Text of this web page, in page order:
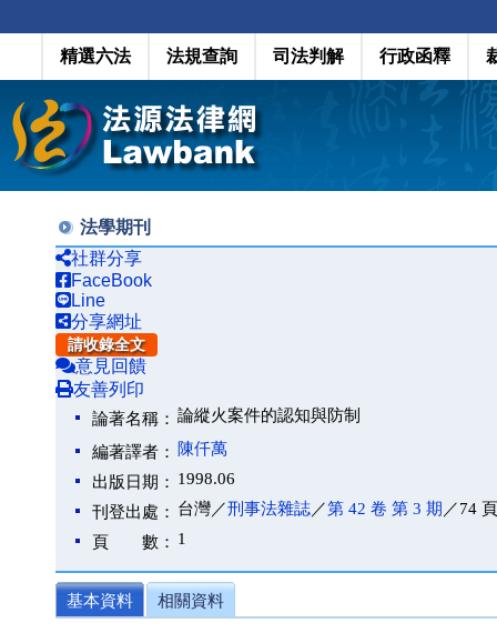
精選六法 法規查詢 司法判解 行政函釋
法學期刊
社群分享
FaceBook
Line
分享網址
請收錄全文
意見回饋
友善列印
論著名稱： 論縱火案件的認知與防制
編著譯者：
陳仟萬
出版日期： 1998.06
刊登出處： 台灣／刑事法雜誌／第 42 卷 第 3 期 ／74 頁
頁 數： 1
基本資料 相關資料